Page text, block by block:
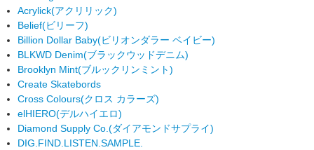
Acrylick(アクリリック)
Belief(ビリーフ)
Billion Dollar Baby(ビリオンダラー ベイビー)
BLKWD Denim(ブラックウッドデニム)
Brooklyn Mint(ブルックリンミント)
Create Skatebords
Cross Colours(クロス カラーズ)
elHIERO(デルハイエロ)
Diamond Supply Co. (ダイアモンドサプライ)
DIG.FIND.LISTEN.SAMPLE.